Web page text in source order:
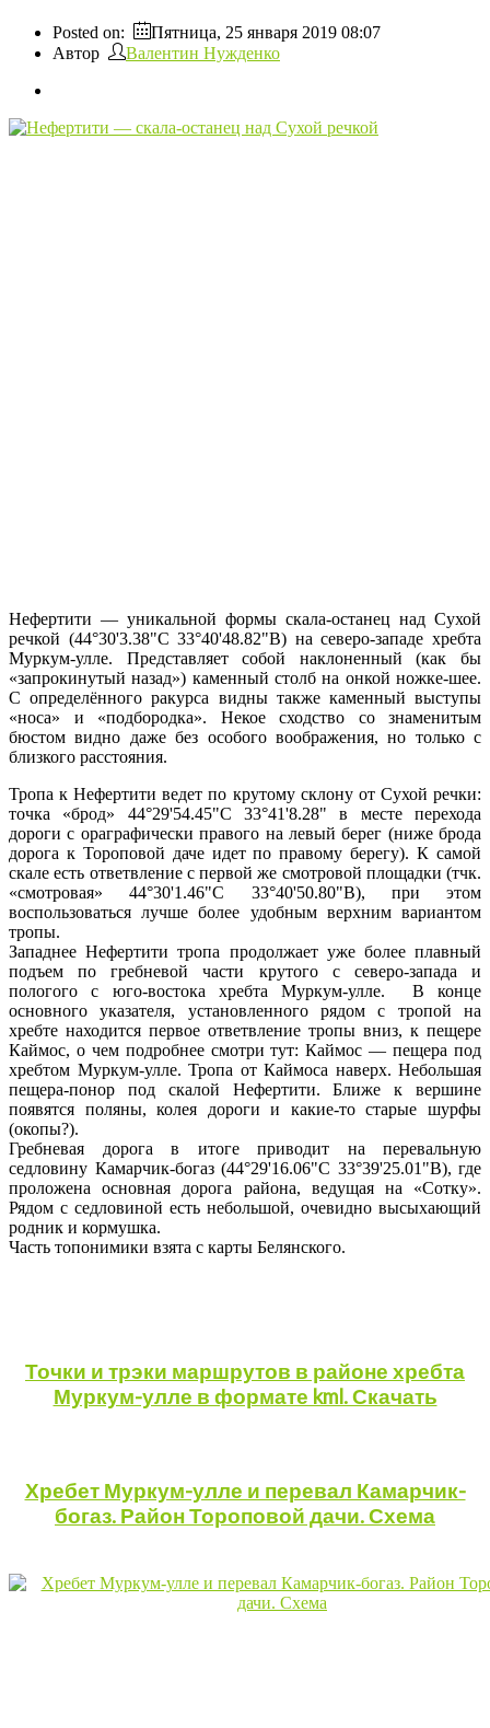
Posted on:
Пятница, 25 января 2019 08:07
Автор
Валентин Нужденко
Нефертити — уникальной формы скала-останец над Сухой
речкой (44°30'3.38"С 33°40'48.82"В) на северо-западе хребта
Муркум-улле. Представляет собой наклоненный (как бы
«запрокинутый назад») каменный столб на онкой ножке-шее.
С определённого ракурса видны также каменный выступы
«носа» и «подбородка». Некое сходство со знаменитым
бюстом видно даже без особого воображения, но только с
близкого расстояния.
Тропа к Нефертити ведет по крутому склону от Сухой речки:
точка «брод» 44°29'54.45"С 33°41'8.28" в месте перехода
дороги с ораграфически правого на левый берег (ниже брода
дорога к Тороповой даче идет по правому берегу). К самой
скале есть ответвление с первой же смотровой площадки (тчк.
«смотровая» 44°30'1.46"С 33°40'50.80"В), при этом
воспользоваться лучше более удобным верхним вариантом
тропы.
Западнее Нефертити тропа продолжает уже более плавный
подъем по гребневой части крутого с северо-запада и
пологого с юго-востока хребта Муркум-улле. В конце
основного указателя, установленного рядом с тропой на
хребте находится первое ответвление тропы вниз, к пещере
Каймос, о чем подробнее смотри тут: Каймос — пещера под
хребтом Муркум-улле. Тропа от Каймоса наверх. Небольшая
пещера-понор под скалой Нефертити. Ближе к вершине
появятся поляны, колея дороги и какие-то старые шурфы
(окопы?).
Гребневая дорога в итоге приводит на перевальную
седловину Камарчик-богаз (44°29'16.06"С 33°39'25.01"В), где
проложена основная дорога района, ведущая на «Сотку».
Рядом с седловиной есть небольшой, очевидно высыхающий
родник и кормушка.
Часть топонимики взята с карты Белянского.
Точки и трэки маршрутов в районе хребта
Муркум-улле в формате kml. Скачать
Хребет Муркум-улле и перевал Камарчик-
богаз. Район Тороповой дачи. Схема